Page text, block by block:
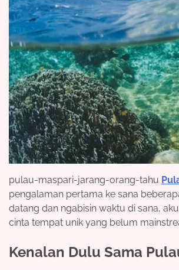
pulau-maspari-jarang-orang-tahu
pengalaman pertama ke sana
datang dan ngabisin waktu di sana,
cinta tempat unik yang belum
Kenalan Dulu Sama